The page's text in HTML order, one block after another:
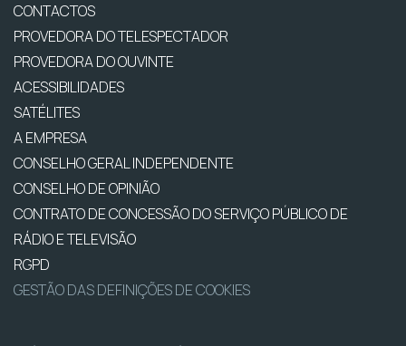
CONTACTOS
PROVEDORA DO TELESPECTADOR
PROVEDORA DO OUVINTE
ACESSIBILIDADES
SATÉLITES
A EMPRESA
CONSELHO GERAL INDEPENDENTE
CONSELHO DE OPINIÃO
CONTRATO DE CONCESSÃO DO SERVIÇO PÚBLICO DE
RÁDIO E TELEVISÃO
RGPD
GESTÃO DAS DEFINIÇÕES DE COOKIES